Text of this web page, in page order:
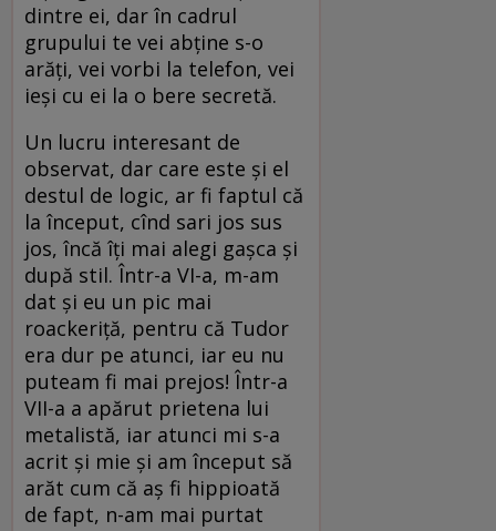
dintre ei, dar în cadrul
grupului te vei abţine s-o
arăţi, vei vorbi la telefon, vei
ieşi cu ei la o bere secretă.
Un lucru interesant de
observat, dar care este şi el
destul de logic, ar fi faptul că
la început, cînd sari jos sus
jos, încă îţi mai alegi gaşca şi
după stil. Într-a VI-a, m-am
dat şi eu un pic mai
roackeriţă, pentru că Tudor
era dur pe atunci, iar eu nu
puteam fi mai prejos! Într-a
VII-a a apărut prietena lui
metalistă, iar atunci mi s-a
acrit şi mie şi am început să
arăt cum că aş fi hippioată
de fapt, n-am mai purtat